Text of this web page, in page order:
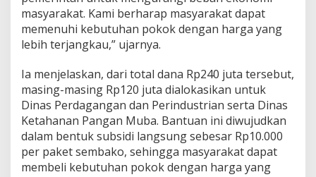
masyarakat. Kami berharap masyarakat dapat
memenuhi kebutuhan pokok dengan harga yang
lebih terjangkau,” ujarnya.
Ia menjelaskan, dari total dana Rp240 juta tersebut,
masing-masing Rp120 juta dialokasikan untuk
Dinas Perdagangan dan Perindustrian serta Dinas
Ketahanan Pangan Muba. Bantuan ini diwujudkan
dalam bentuk subsidi langsung sebesar Rp10.000
per paket sembako, sehingga masyarakat dapat
membeli kebutuhan pokok dengan harga yang